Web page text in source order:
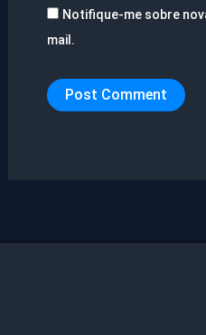
Notifique-me sobre
mail.